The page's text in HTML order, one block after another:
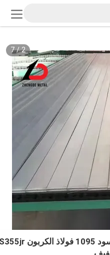
2
/
7